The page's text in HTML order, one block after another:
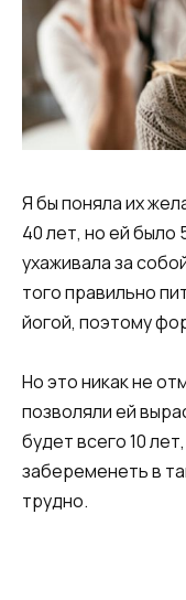
Я бы поняла их
40 лет, но ей было
ухаживала за
того правильно
йогой, поэтому
Но это никак не
позволяли ей
будет всего 10
забеременеть в
трудно.